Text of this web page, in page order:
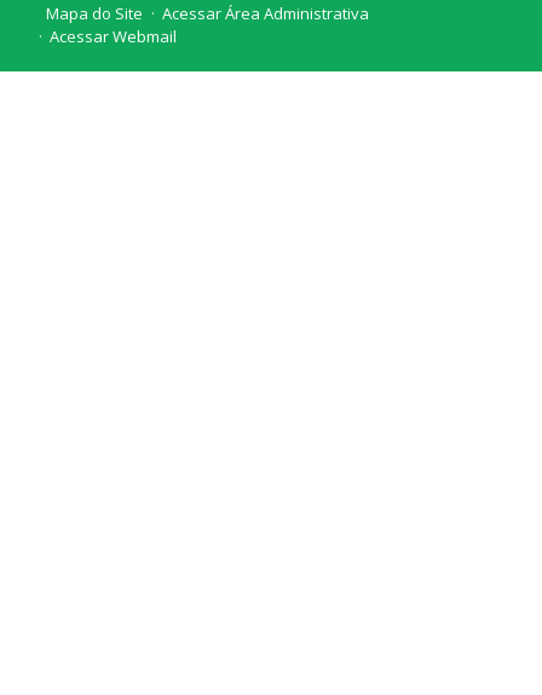
Mapa do Site
Acessar Área Administrativa
Acessar Webmail